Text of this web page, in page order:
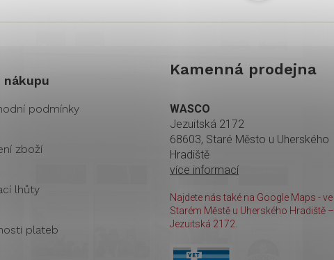
nákupu
podmínky
zboží
lhůty
plateb
Kamenná prodejna
WASCO
Jezuitská 2172
68603, Staré Město u Uherského
Hradiště
více informací
Najdete nás také na Google Maps - ve
Starém Městě u Uherského Hradiště –
Jezuitská 2172.